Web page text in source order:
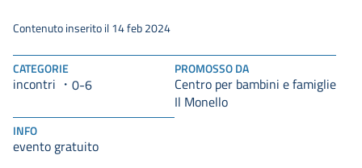
CATEGORIE
incontri 0-6
PROMOSSO DA
Centro per bambini e famiglie
Il Monello
INFO
evento gratuito
Contenuto inserito il 14 feb 2024